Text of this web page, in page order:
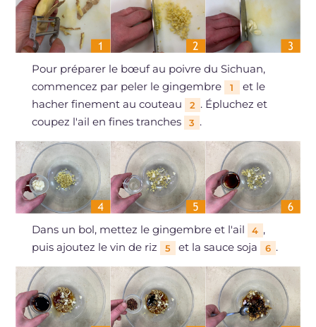
Pour préparer le bœuf au poivre du Sichuan,
commencez par peler le gingembre
1
et le
hacher finement au couteau
2 . Épluchez et
coupez l'ail en fines tranches
3 .
Dans un bol, mettez le gingembre et l'ail 4 ,
puis ajoutez le vin de riz
5 et la sauce soja 6 .